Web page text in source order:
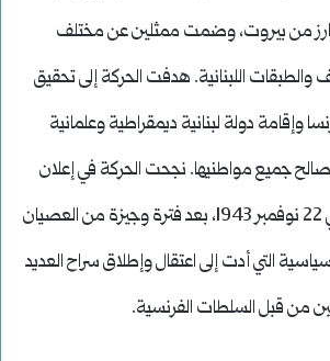
من بيروت، وضمت ممثلين عن مختلف
والطبقات اللبنانية. هدفت الحركة إلى تحقيق
وإقامة دولة لبنانية ديمقراطية وعلمانية
جميع مواطنيها. نجحت الحركة في إعلان
استقلال لبنان في 22 نوفمبر 1943، بعد فترة وجيزة من العصيان
التي أدت إلى اعتقال وإطلاق سراح العديد
من قبل السلطات الفرنسية.